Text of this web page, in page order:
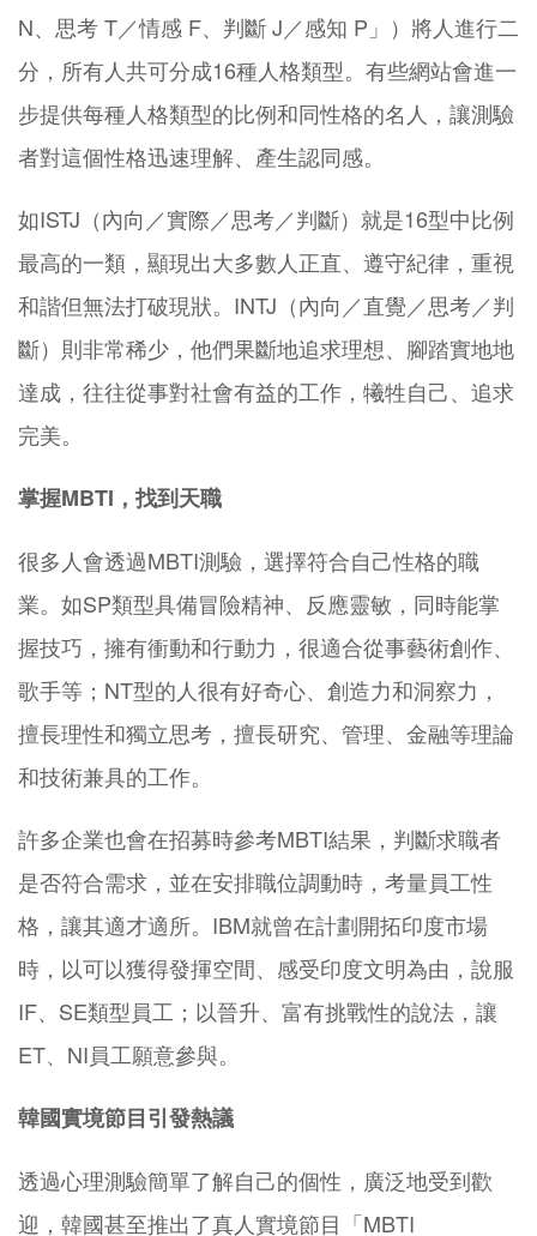
N、思考 T／情感 F、判斷 J／感知 P」）將人進行二
分，所有人共可分成16種人格類型。有些網站會進一
步提供每種人格類型的比例和同性格的名人，讓測驗
者對這個性格迅速理解、產生認同感。
如ISTJ（內向／實際／思考／判斷）就是16型中比例
最高的一類，顯現出大多數人正直、遵守紀律，重視
和諧但無法打破現狀。INTJ（內向／直覺／思考／判
斷）則非常稀少，他們果斷地追求理想、腳踏實地地
達成，往往從事對社會有益的工作，犧牲自己、追求
完美。
掌握MBTI，找到天職
很多人會透過MBTI測驗，選擇符合自己性格的職
業。如SP類型具備冒險精神、反應靈敏，同時能掌
握技巧，擁有衝動和行動力，很適合從事藝術創作、
歌手等；NT型的人很有好奇心、創造力和洞察力，
擅長理性和獨立思考，擅長研究、管理、金融等理論
和技術兼具的工作。
許多企業也會在招募時參考MBTI結果，判斷求職者
是否符合需求，並在安排職位調動時，考量員工性
格，讓其適才適所。IBM就曾在計劃開拓印度市場
時，以可以獲得發揮空間、感受印度文明為由，說服
IF、SE類型員工；以晉升、富有挑戰性的說法，讓
ET、NI員工願意參與。
韓國實境節目引發熱議
透過心理測驗簡單了解自己的個性，廣泛地受到歡
迎，韓國甚至推出了真人實境節目「MBTI